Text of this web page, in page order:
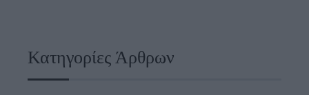
Κατηγορίες Άρθρων